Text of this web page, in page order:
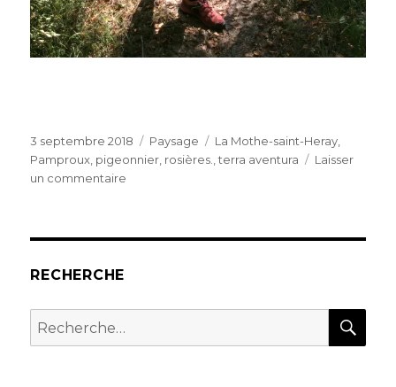
Publié
le
3 septembre 2018 Catégories
Paysage Étiquettes
La Mothe-saint-Heray,
Pamproux, pigeonnier, rosières.,terra aventura
Laisser
un commentaire
RECHERCHE
Recherche
pour :